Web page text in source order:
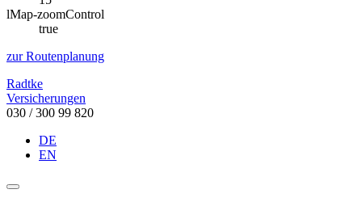
lMap-zoomControl
true
zur Routenplanung
Radtke
Versicherungen
030 / 300 99 820
DE
EN